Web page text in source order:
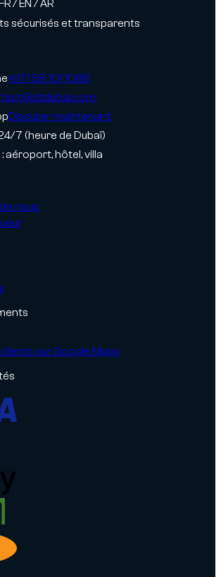
/ EN / AR
sécurisés et transparents
+971 58 101 1086
Discuter maintenant
7 (heure de Dubaï)
aéroport, hôtel, villa
nous
clients sur Google Maps